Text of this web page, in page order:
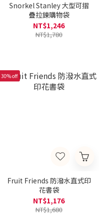
Snorkel Stanley 大型可摺
疊拉鍊購物袋
NT$1,246
NT$1,780
30% off
Fruit Friends 防潑水直式印
花書袋
NT$1,176
NT$1,680